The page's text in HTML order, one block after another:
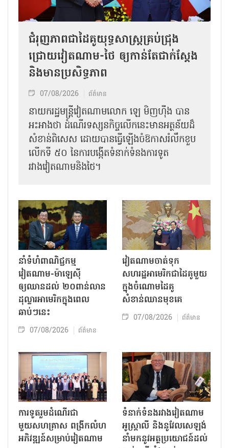
ជំរុញភាពជាដៃគូយុទ្ធសាស្ត្រគ្រប់ជ្រុង
ជ្រោយវៀតណាម-ថៃ ឲ្យកាន់តែជាក់ស្ដែង
និងមានប្រសិទ្ធភាព
07/08/2026 ព័ត៌មាន
នាយករដ្ឋមន្ត្រីវៀតណាមលោក ឡេ មិញហ៊ឹង បាន
អះអាងថា ដំណើរទស្សនកិច្ចលើកនេះមានអត្ថន័យដ៏
សំខាន់ពិសេស ដោយបានធ្វើឡើងចំឱកាសរំលឹកខួប
លើកទី ៥០ នៃការបង្កើតទំនាក់ទំនងការទូត
រវាងវៀតណាមនិងថៃ។
នាំទំហំពាណិជ្ជកម្ម
វៀតណាម-ម៉ាឡេស៊ី
ឲ្យឈានដល់ ២០ពាន់លាន
ដុល្លារអាមេរិកក្នុងពេល
ឆាប់ៗនេះ
07/08/2026 ព័ត៌មាន
វៀតណាមចាត់ទុក
សហរដ្ឋអាមេរិកជាដៃគូមួយ
ក្នុងចំណោមដៃគូ
សំខាន់ឈានមុខគេ
07/08/2026 ព័ត៌មាន
ការទូតរួមដំណើរជា
មួយសហគ្រាស ពង្រីកលំហ
អភិវឌ្ឍន៍សម្រាប់វៀតណាម
ទំនាក់ទំនងរវាងវៀតណាម
អូស្ត្រាលី និងនូវែលសេឡង់
នាំមកនូវអត្ថប្រយោជន៍ដល់